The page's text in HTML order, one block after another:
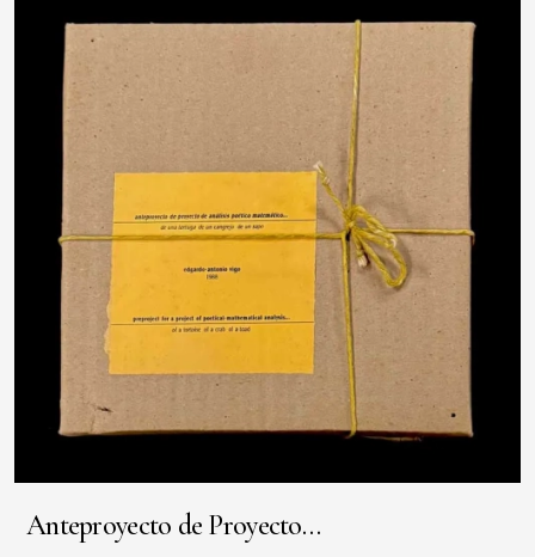
Anteproyecto de Proyecto…